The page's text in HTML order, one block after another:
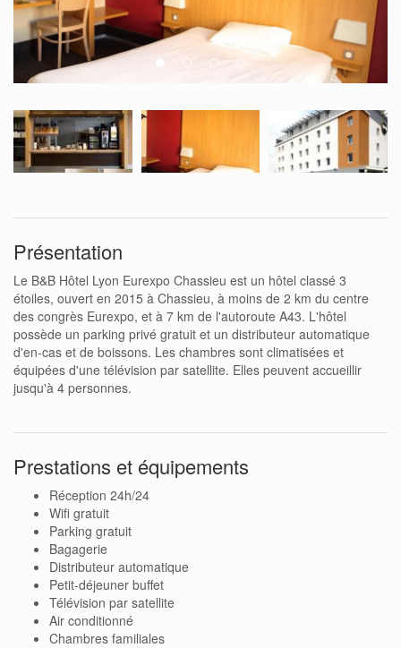
Présentation
Le B&B Hôtel Lyon Eurexpo Chassieu est un hôtel classé 3
étoiles, ouvert en 2015 à Chassieu, à moins de 2 km du centre
des congrès Eurexpo, et à 7 km de l'autoroute A43. L'hôtel
possède un parking privé gratuit et un distributeur automatique
d'en-cas et de boissons. Les chambres sont climatisées et
équipées d'une télévision par satellite. Elles peuvent accueillir
jusqu'à 4 personnes.
Prestations et équipements
Réception 24h/24
Wifi gratuit
Parking gratuit
Bagagerie
Distributeur automatique
Petit-déjeuner buffet
Télévision par satellite
Air conditionné
Chambres familiales